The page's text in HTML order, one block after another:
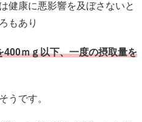
健康に悪影響を及ぼさないと
もあり
ｍｇ以下、一度の摂取量を
うです。